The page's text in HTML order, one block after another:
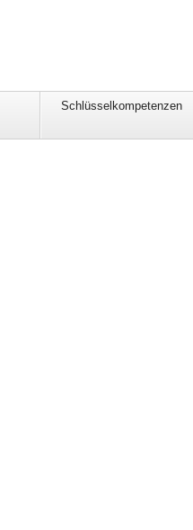
Schlüsselkompetenzen